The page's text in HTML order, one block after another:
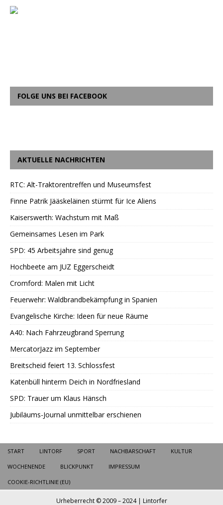
FOLGE UNS BEI FACEBOOK
AKTUELLE NACHRICHTEN
RTC: Alt-Traktorentreffen und Museumsfest
Finne Patrik Jääskeläinen stürmt für Ice Aliens
Kaiserswerth: Wachstum mit Maß
Gemeinsames Lesen im Park
SPD: 45 Arbeitsjahre sind genug
Hochbeete am JUZ Eggerscheidt
Cromford: Malen mit Licht
Feuerwehr: Waldbrandbekämpfung in Spanien
Evangelische Kirche: Ideen für neue Räume
A40: Nach Fahrzeugbrand Sperrung
MercatorJazz im September
Breitscheid feiert 13. Schlossfest
Katenbüll hinterm Deich in Nordfriesland
SPD: Trauer um Klaus Hänsch
Jubiläums-Journal unmittelbar erschienen
START LINTORF SPORT NACHBARSCHAFT KULTUR
WOCHENENDE BLICKPUNKT IMPRESSUM
COOKIE-RICHTLINIE (EU)
Urheberrecht © 2009 – 2024 | Lintorfer